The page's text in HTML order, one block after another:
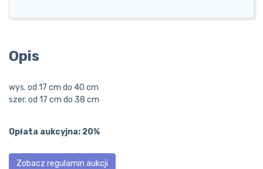
Opis
wys. od 17 cm do 40 cm
szer. od 17 cm do 38 cm
Opłata aukcyjna: 20%
Zobacz regulamin aukcji